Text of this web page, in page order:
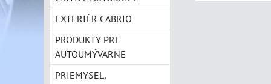
EXTERIÉR CABRIO
PRODUKTY PRE
AUTOUMÝVARNE
PRIEMYSEL,